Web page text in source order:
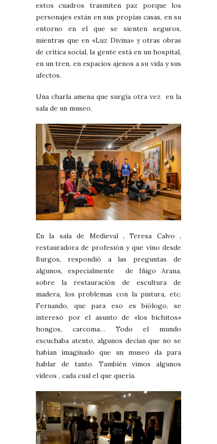
estos cuadros trasmiten paz porque los
personajes están en sus propias casas, en su
entorno en el que se sienten seguros,
mientras que en «Luz Divina» y otras obras
de crítica social, la gente está en un hospital,
en un tren, en espacios ajenos a su vida y sus
afectos.
Una charla amena que surgía otra vez en la
sala de un museo.
En la sala de Medieval , Teresa Calvo ,
restauradora de profesión y que vino desde
Burgos, respondió a las preguntas de
algunos, especialmente de Iñigo Arana,
sobre la restauración de escultura de
madera, los problemas con la pintura, etc.
Fernando, que para eso es biólogo, se
interesó por el asunto de «los bichitos»
hongos, carcoma… Todo el mundo
escuchaba atento, algunos decían que no se
habían imaginado que un museo da para
hablar de tanto. También vimos algunos
videos , cada cual el que quería.